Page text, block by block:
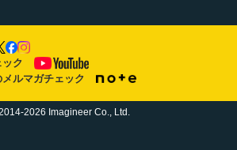
ク
ルマガチェック
2026 Imagineer Co., Ltd.